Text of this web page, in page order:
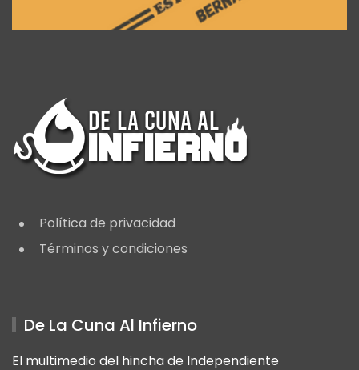
Política de privacidad
Términos y condiciones
De La Cuna Al Infierno
El multimedio del hincha de Independiente